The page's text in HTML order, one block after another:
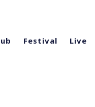
Festival Live